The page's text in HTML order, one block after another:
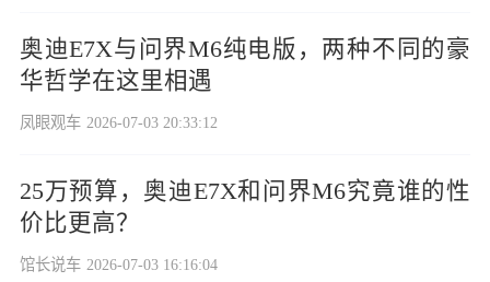
奥迪E7X与问界M6纯电版，两种不同的豪
华哲学在这里相遇
凤眼观车 2026-07-03 20:33:12
25万预算，奥迪E7X和问界M6究竟谁的性
价比更高？
馆长说车 2026-07-03 16:16:04